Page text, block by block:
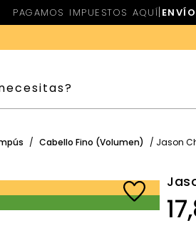
PAGAMOS IMPUESTOS AQUÍ|
/ Cabello Fino (Volumen) / Jason